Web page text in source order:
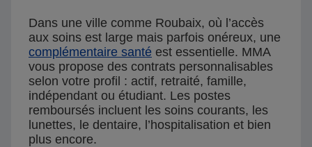
Dans une ville comme Roubaix, où l’accès
aux soins est large mais parfois onéreux, une
complémentaire santé est essentielle. MMA
vous propose des contrats personnalisables
selon votre profil : actif, retraité, famille,
indépendant ou étudiant. Les postes
remboursés incluent les soins courants, les
lunettes, le dentaire, l’hospitalisation et bien
plus encore.